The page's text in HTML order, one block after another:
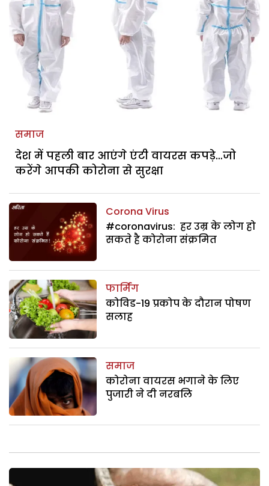
समाज
देश में पहली बार आएंगे एंटी वायरस कपड़े…जो
करेंगे आपकी कोरोना से सुरक्षा
Corona Virus
#coronavirus: हर उम्र के लोग हो
सकते है कोरोना संक्रमित
फार्मिंग
कोविड-19 प्रकोप के दौरान पोषण
सलाह
समाज
कोरोना वायरस भगाने के लिए
पुजारी ने दी नरबलि